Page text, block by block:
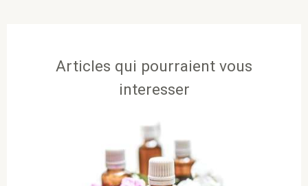
Articles qui pourraient vous
interesser